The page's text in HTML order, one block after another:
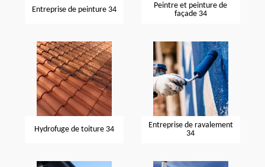
Entreprise de peinture 34
Peintre et peinture de
façade 34
Hydrofuge de toiture 34
Entreprise de ravalement
34